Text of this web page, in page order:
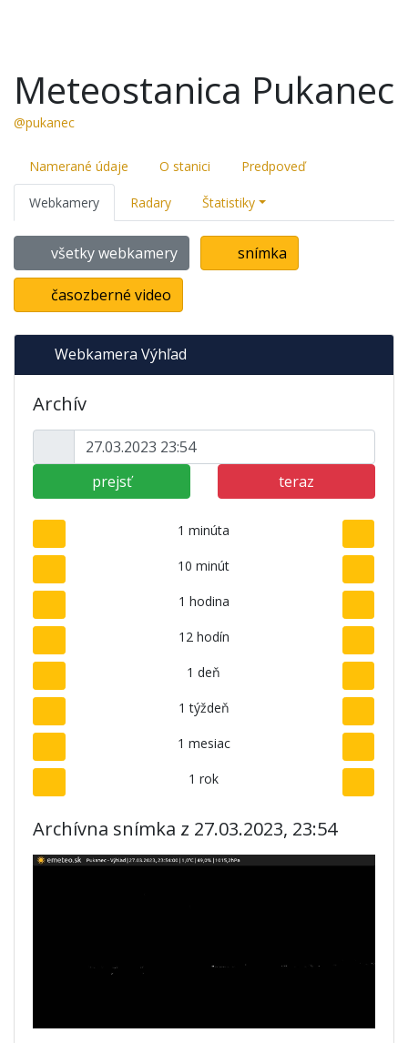
Meteostanica Pukanec
@pukanec
Namerané údaje O stanici Predpoveď
Webkamery Radary Štatistiky
všetky webkamery snímka
časozberné video
Webkamera Výhľad
Archív
prejsť teraz
1 minúta
10 minút
1 hodina
12 hodín
1 deň
1 týždeň
1 mesiac
1 rok
Archívna snímka z 27.03.2023, 23:54